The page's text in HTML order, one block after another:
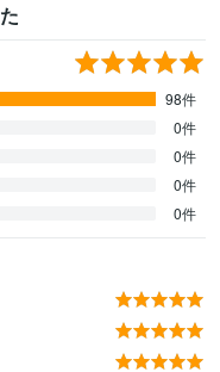
98件
0件
0件
0件
0件